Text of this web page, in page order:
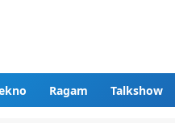
Ragam Talkshow